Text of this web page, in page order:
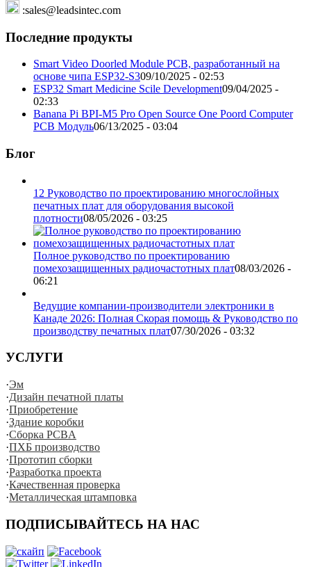
:sales@leadsintec.com
Последние продукты
Smart Video Doorled Module PCB, разработанный на
основе чипа ESP32-S309/10/2025 - 02:53
ESP32 Smart Medicine Scile Development09/04/2025 -
02:33
Banana Pi BPI-M5 Pro Open Source One Poord Computer
PCB Модуль06/13/2025 - 03:04
Блог
12 Руководство по проектированию многослойных
печатных плат для оборудования высокой
плотности08/05/2026 - 03:25
Полное руководство по проектированию
помехозащищенных радиочастотных плат08/03/2026 -
06:21
Ведущие компании-производители электроники в
Канаде 2026: Полная Скорая помощь & Руководство по
производству печатных плат07/30/2026 - 03:32
УСЛУГИ
·Эм
·Дизайн печатной платы
·Приобретение
·Здание коробки
·Сборка PCBA
·ПХБ производство
·Прототип сборки
·Разработка проекта
·Качественная проверка
·Металлическая штамповка
ПОДПИСЫВАЙТЕСЬ НА НАС